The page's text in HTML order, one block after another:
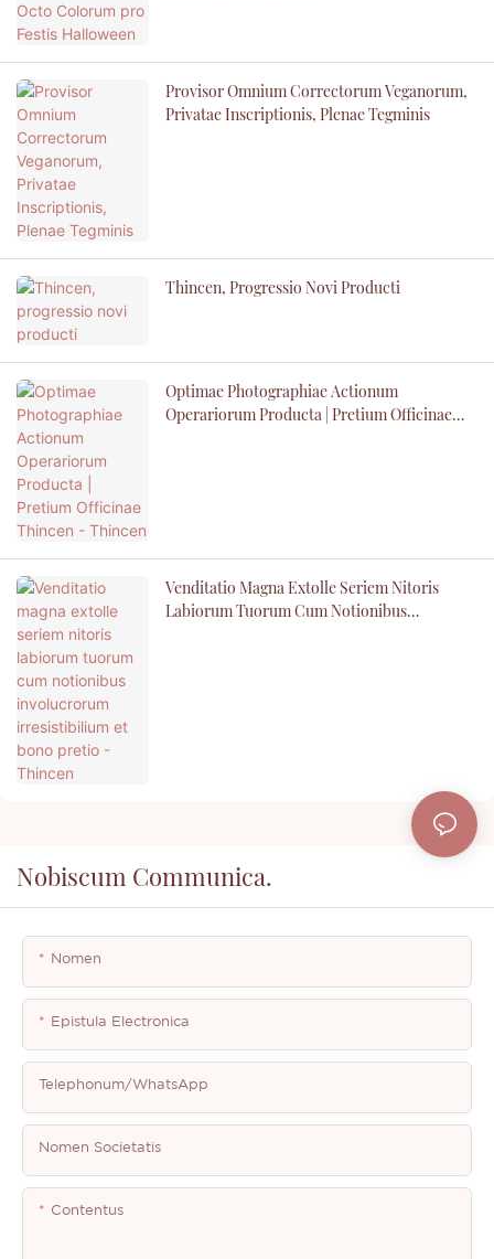
Provisor Omnium Correctorum Veganorum,
Privatae Inscriptionis, Plenae Tegminis
Thincen, Progressio Novi Producti
Optimae Photographiae Actionum
Operariorum Producta | Pretium Officinae
Venditatio Magna Extolle Seriem Nitoris
Labiorum Tuorum Cum Notionibus
Nobiscum Communica.
Nomen
Epistula Electronica
Telephonum/WhatsApp
Nomen Societatis
Contentus